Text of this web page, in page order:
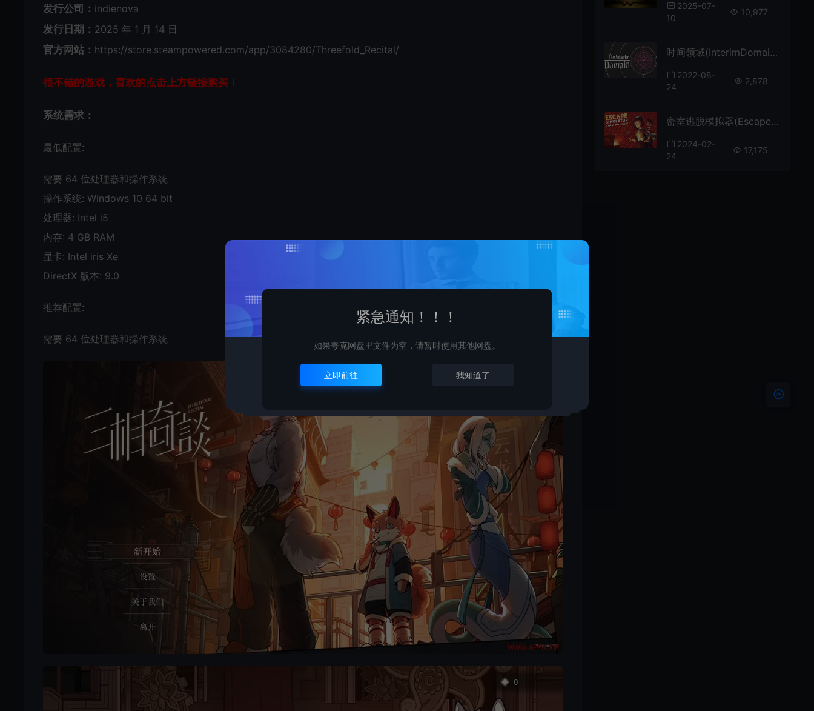
发行公司： indienova
发行日期： 2025 年 1 月 14 日
官方网站： https://store.steampowered.com/app/3084280/Threefold_Recital/
很不错的游戏，喜欢的点击上方链接购买！
系统需求：
最低配置:
需要 64 位处理器和操作系统
操作系统: Windows 10 64 bit
处理器: Intel i5
内存: 4 GB RAM
显卡: Intel iris Xe
DirectX 版本: 9.0
推荐配置:
需要 64 位处理器和操作系统
2025-07-
10
10,977
时间领域(InterimDomain)卡通恋爱模拟视觉小说游戏|下载
2022-08-
24
2,878
密室逃脱模拟器(Escape Simulator)第一人称解谜游戏|下载
2024-02-
24
17,175
紧急通知！！！
如果夸克网盘里文件为空，请暂时使用其他网盘。
立即前往 我知道了